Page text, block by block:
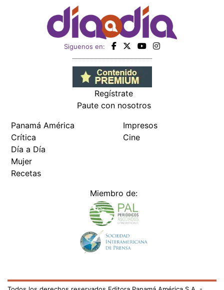
Siguenos en:
Regístrate
Paute con nosotros
Panamá América
Crítica
Día a Día
Mujer
Recetas
Impresos
Cine
Miembro de: